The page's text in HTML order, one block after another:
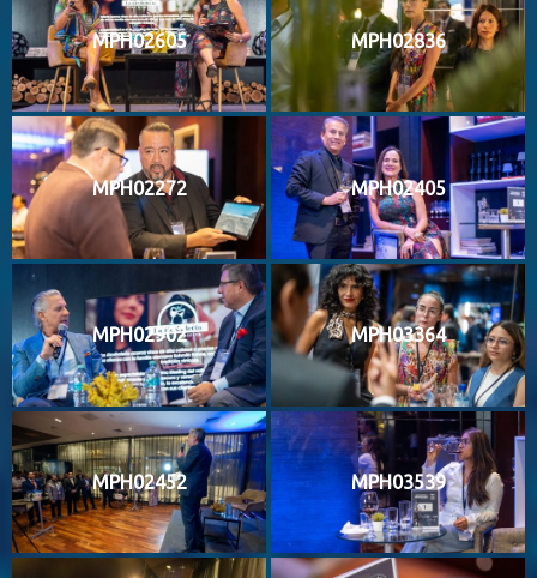
MPH02605 MPH02836
MPH02272 MPH02405
MPH02902 MPH03364
MPH02452 MPH03539